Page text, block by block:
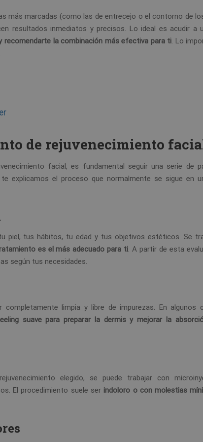
más marcadas (como las de entrecejo o el contorno de
resultados inmediatos y precisos. Lo ideal es acudir a
recomendarte la combinación más efectiva para ti. Lo
de rejuvenecimiento
facial, es fundamental seguir una serie de
explicamos el proceso que normalmente se sigue en
piel, tus hábitos, tu edad y tus objetivos estéticos. Se
es el más adecuado para ti. A partir de esta
según tus necesidades.
limpia y libre de impurezas. En algunos
suave para preparar la dermis y mejorar la
elegido, se puede trabajar con
El procedimiento suele ser indoloro o con molestias